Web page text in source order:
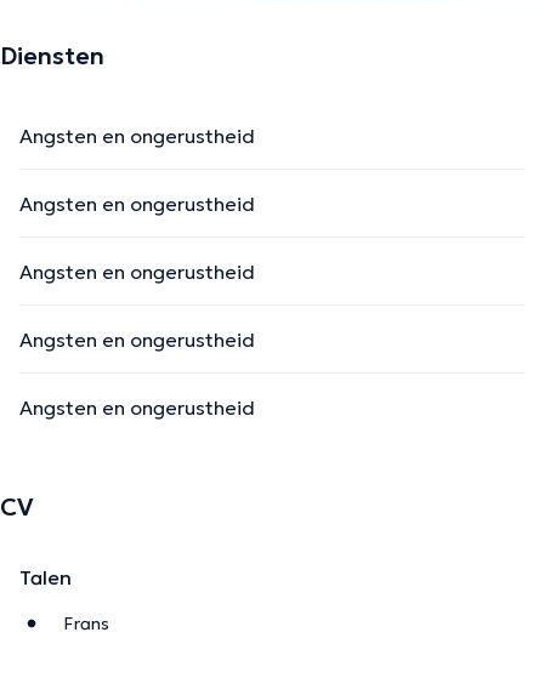
Diensten
Angsten en ongerustheid
Angsten en ongerustheid
Angsten en ongerustheid
Angsten en ongerustheid
Angsten en ongerustheid
CV
Talen
Frans